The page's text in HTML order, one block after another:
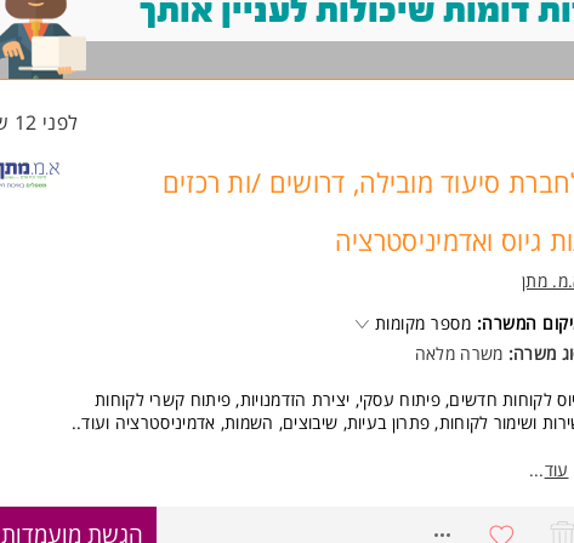
דומות שיכולות לעניין אותך
לפני 12 שעות
סיעוד מובילה, דרושים /ות רכזים
גיוס ואדמיניסטרציה
מתן
המשרה: מספר מקומות
משרה: משרה מלאה
לקוחות חדשים, פיתוח עסקי, יצירת הזדמנויות, פיתוח קשרי לקוחות
ושימור לקוחות, פתרון בעיות, שיבוצים, השמות, אדמיניסטרציה ועוד..
בסביבת עבודה חמה ותומכת.עוד...
הגשת מועמדות